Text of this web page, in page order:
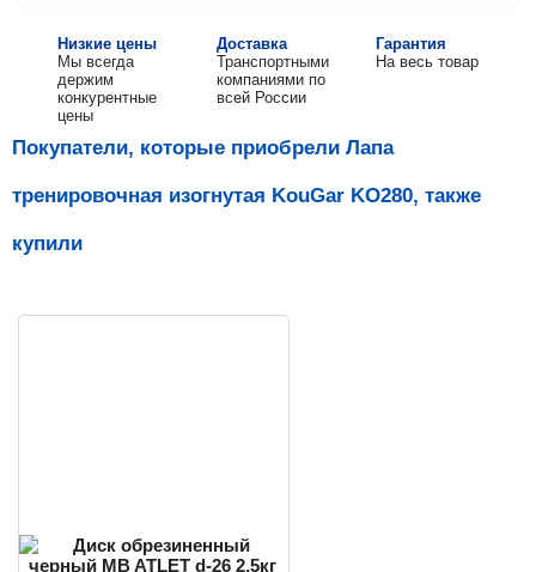
Низкие цены
Мы всегда
держим
конкурентные
цены
Доставка
Транспортными
компаниями по
всей России
Гарантия
На весь товар
Покупатели, которые приобрели Лапа
тренировочная изогнутая KouGar KO280, также
купили